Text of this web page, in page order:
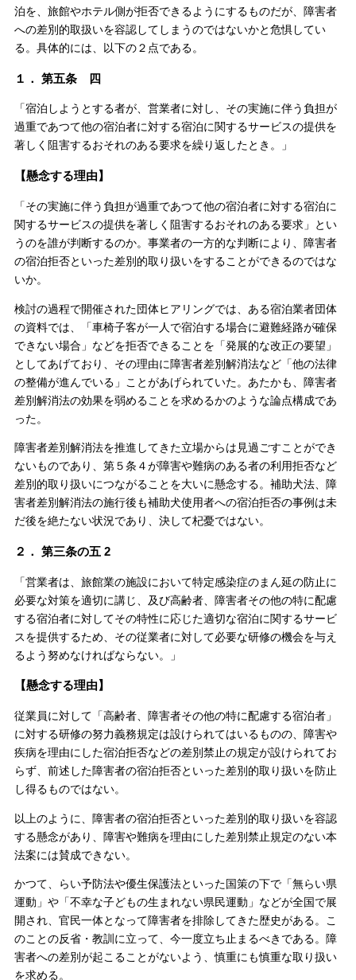
泊を、旅館やホテル側が拒否できるようにするものだが、障害者
への差別的取扱いを容認してしまうのではないかと危惧してい
る。具体的には、以下の２点である。
１． 第五条 四
「宿泊しようとする者が、営業者に対し、その実施に伴う負担が
過重であつて他の宿泊者に対する宿泊に関するサービスの提供を
著しく阻害するおそれのある要求を繰り返したとき。」
【懸念する理由】
「その実施に伴う負担が過重であつて他の宿泊者に対する宿泊に
関するサービスの提供を著しく阻害するおそれのある要求」とい
うのを誰が判断するのか。事業者の一方的な判断により、障害者
の宿泊拒否といった差別的取り扱いをすることができるのではな
いか。
検討の過程で開催された団体ヒアリングでは、ある宿泊業者団体
の資料では、「車椅子客が一人で宿泊する場合に避難経路が確保
できない場合」などを拒否できることを「発展的な改正の要望」
としてあげており、その理由に障害者差別解消法など「他の法律
の整備が進んでいる」ことがあげられていた。あたかも、障害者
差別解消法の効果を弱めることを求めるかのような論点構成であ
った。
障害者差別解消法を推進してきた立場からは見過ごすことができ
ないものであり、第５条４が障害や難病のある者の利用拒否など
差別的取り扱いにつながることを大いに懸念する。補助犬法、障
害者差別解消法の施行後も補助犬使用者への宿泊拒否の事例は未
だ後を絶たない状況であり、決して杞憂ではない。
２． 第三条の五 2
「営業者は、旅館業の施設において特定感染症のまん延の防止に
必要な対策を適切に講じ、及び高齢者、障害者その他の特に配慮
する宿泊者に対してその特性に応じた適切な宿泊に関するサービ
スを提供するため、その従業者に対して必要な研修の機会を与え
るよう努めなければならない。」
【懸念する理由】
従業員に対して「高齢者、障害者その他の特に配慮する宿泊者」
に対する研修の努力義務規定は設けられてはいるものの、障害や
疾病を理由にした宿泊拒否などの差別禁止の規定が設けられてお
らず、前述した障害者の宿泊拒否といった差別的取り扱いを防止
し得るものではない。
以上のように、障害者の宿泊拒否といった差別的取り扱いを容認
する懸念があり、障害や難病を理由にした差別禁止規定のない本
法案には賛成できない。
かつて、らい予防法や優生保護法といった国策の下で「無らい県
運動」や「不幸な子どもの生まれない県民運動」などが全国で展
開され、官民一体となって障害者を排除してきた歴史がある。こ
のことの反省・教訓に立って、今一度立ち止まるべきである。障
害者への差別が起こることがないよう、慎重にも慎重な取り扱い
を求める。